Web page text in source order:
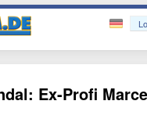
Ex-Profi